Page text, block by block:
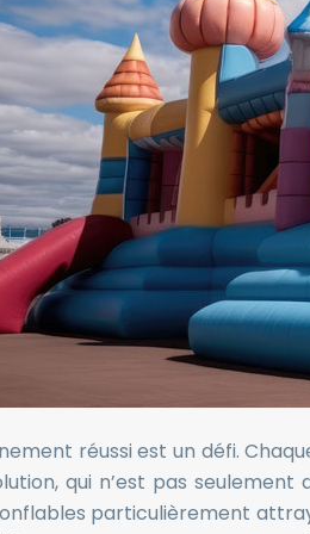
réussi est un défi.
qui n’est pas
particulièrement